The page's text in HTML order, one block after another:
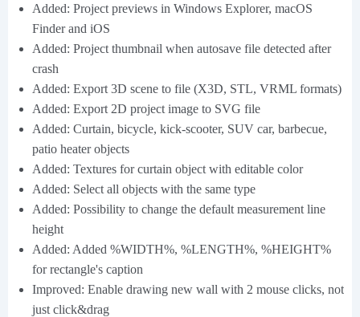
Added: Project previews in Windows Explorer, macOS
Finder and iOS
Added: Project thumbnail when autosave file detected after
crash
Added: Export 3D scene to file (X3D, STL, VRML formats)
Added: Export 2D project image to SVG file
Added: Curtain, bicycle, kick-scooter, SUV car, barbecue,
patio heater objects
Added: Textures for curtain object with editable color
Added: Select all objects with the same type
Added: Possibility to change the default measurement line
height
Added: Added %WIDTH%, %LENGTH%, %HEIGHT%
for rectangle's caption
Improved: Enable drawing new wall with 2 mouse clicks, not
just click&drag